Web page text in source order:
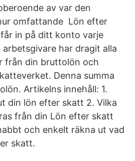
av var den
omfattande Lön efter
in på ditt konto varje
har dragit alla
från din bruttolön och
Denna summa
Artikelns innehåll: 1.
din lön efter skatt 2. Vilka
från din Lön efter skatt
och enkelt räkna ut vad
skatt.